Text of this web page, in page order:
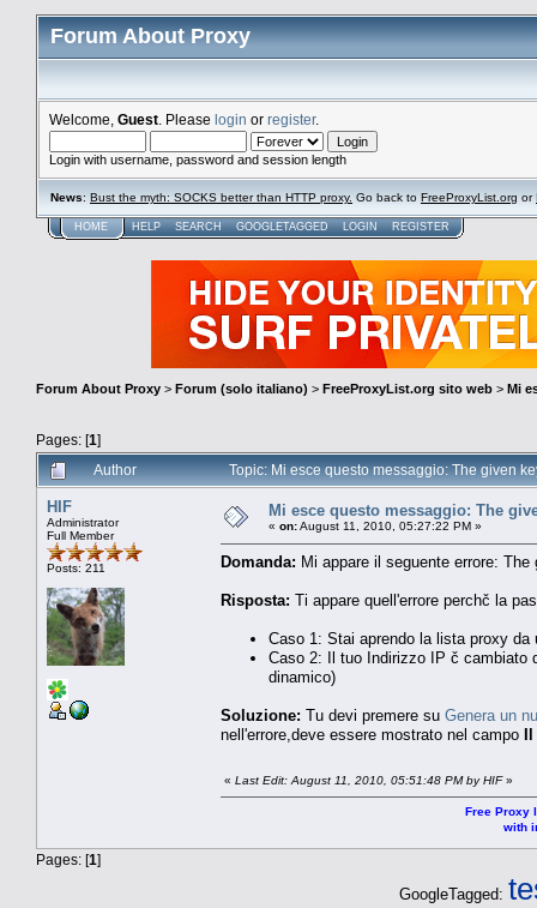
Forum About Proxy
Welcome, Guest . Please login or register.
Login with username, password and session length
News: Bust the myth: SOCKS better than HTTP proxy. Go back to FreeProxyList.org or
HOME HELP SEARCH GOOGLETAGGED LOGIN REGISTER
Forum About Proxy > Forum (solo italiano) > FreeProxyList.org sito web > Mi
Pages: [1]
Author
Topic: Mi esce questo messaggio: The given
HIF
Administrator
Full Member
Posts: 211
Mi esce questo messaggio: The
« on:August 11, 2010, 05:27:22 PM »
Domanda: Mi appare il seguente errore:
Risposta: Ti appare quell'errore perchč la
Caso 1: Stai aprendo la lista proxy
Caso 2: Il tuo Indirizzo IP č cambiato
dinamico)
Soluzione: Tu devi premere su Genera un
nell'errore,deve essere mostrato nel campo Il
« Last Edit: August 11, 2010, 05:51:48 PM by HIF»
Free Proxy
with
Pages: [1]
GoogleTagged: